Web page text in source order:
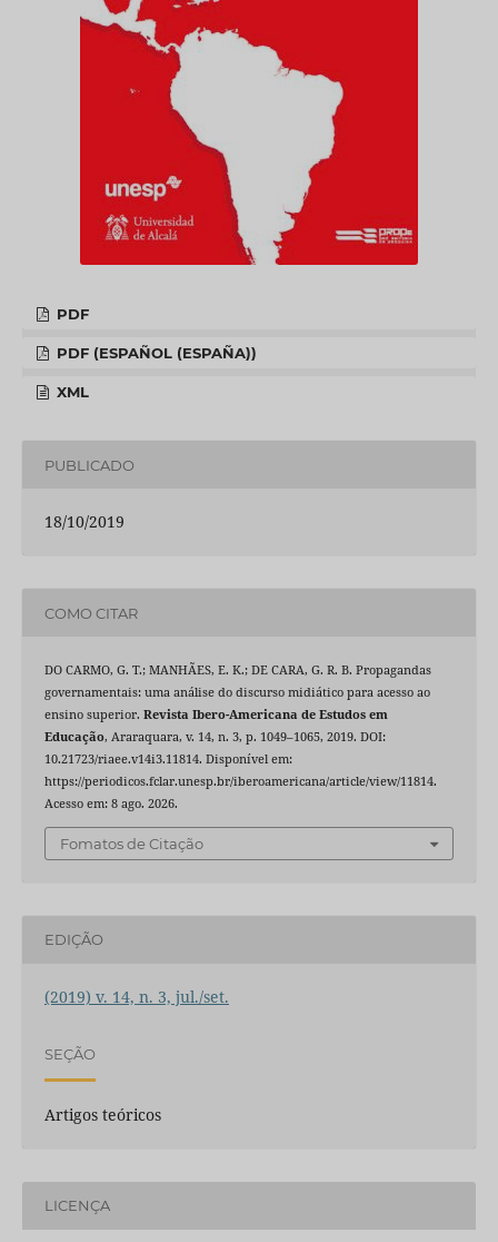
PDF
PDF (ESPAÑOL (ESPAÑA))
XML
PUBLICADO
18/10/2019
COMO CITAR
DO CARMO, G. T.; MANHÃES, E. K.; DE CARA, G. R. B. Propagandas
governamentais: uma análise do discurso midiático para acesso ao
ensino superior. Revista Ibero-Americana de Estudos em
Educação, Araraquara, v. 14, n. 3, p. 1049–1065, 2019. DOI:
10.21723/riaee.v14i3.11814. Disponível em:
https://periodicos.fclar.unesp.br/iberoamericana/article/view/11814.
Acesso em: 8 ago. 2026.
Fomatos de Citação
EDIÇÃO
(2019) v. 14, n. 3, jul./set.
SEÇÃO
Artigos teóricos
LICENÇA